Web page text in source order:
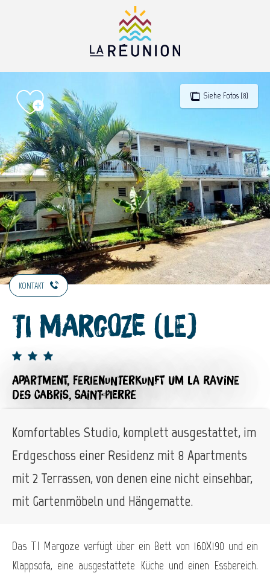
Siehe Fotos (8)
KONTAKT
Ti Margoze (Le)
APARTMENT, FERIENUNTERKUNFT UM LA RAVINE
DES CABRIS, SAINT-PIERRE
Komfortables Studio, komplett ausgestattet, im
Erdgeschoss einer Residenz mit 8 Apartments
mit 2 Terrassen, von denen eine nicht einsehbar,
mit Gartenmöbeln und Hängematte.
Das TI Margoze verfügt über ein Bett von 160X190 und ein
Klappsofa, eine ausgestattete Küche und einen Essbereich.